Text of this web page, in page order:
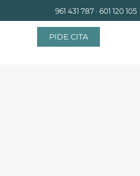
961 431 787 · 601 120 105
PIDE CITA